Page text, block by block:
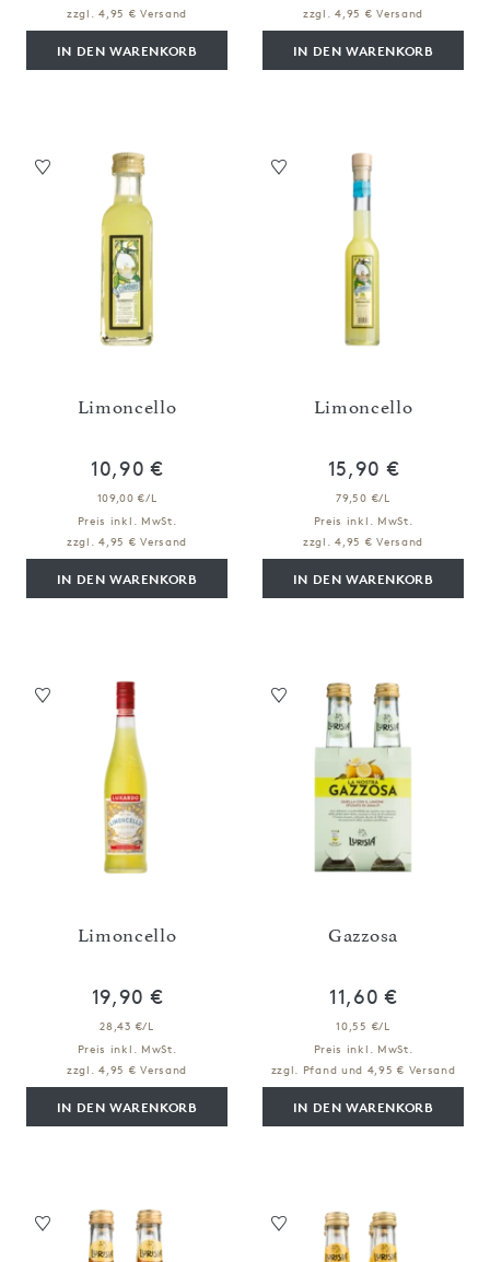
zzgl. 4,95 € Versand
IN DEN WARENKORB
zzgl. 4,95 € Versand
IN DEN WARENKORB
Limoncello
10,90 €
109,00 €/L
Preis inkl. MwSt.
zzgl. 4,95 € Versand
IN DEN WARENKORB
Limoncello
15,90 €
79,50 €/L
Preis inkl. MwSt.
zzgl. 4,95 € Versand
IN DEN WARENKORB
Limoncello
19,90 €
28,43 €/L
Preis inkl. MwSt.
zzgl. 4,95 € Versand
IN DEN WARENKORB
Gazzosa
11,60 €
10,55 €/L
Preis inkl. MwSt.
zzgl. Pfand und 4,95 € Versand
IN DEN WARENKORB